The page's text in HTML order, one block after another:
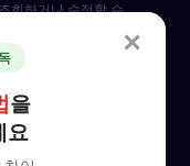
회하거나 수정할 수
한 동의를 철회할 수
학원 고객센터
, 학원은 지체 없이
✕
을
요